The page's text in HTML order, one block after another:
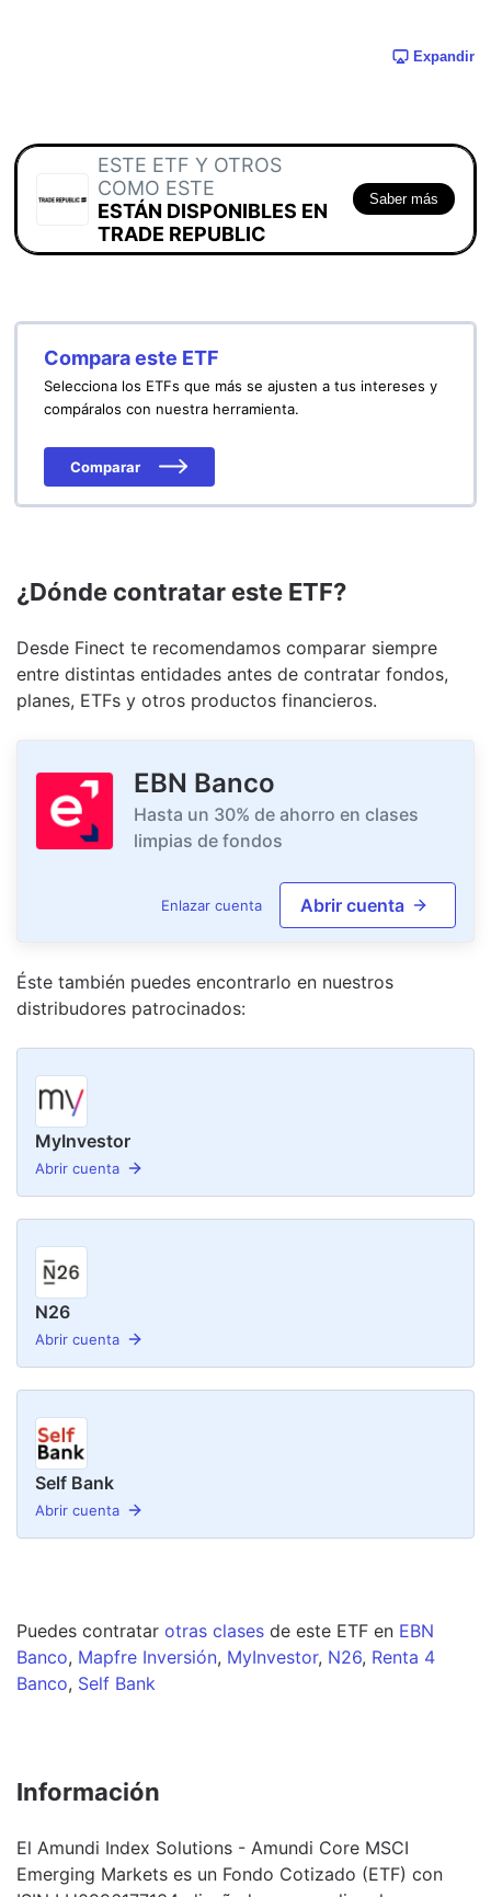
Expandir
ESTE ETF Y OTROS
COMO ESTE
ESTÁN DISPONIBLES EN
TRADE REPUBLIC
Saber más
Compara este ETF
Selecciona los ETFs que más se ajusten a tus intereses y
compáralos con nuestra herramienta.
Comparar
¿Dónde contratar este ETF?
Desde Finect te recomendamos comparar siempre
entre distintas entidades antes de contratar fondos,
planes, ETFs y otros productos financieros.
EBN Banco
Hasta un 30% de ahorro en clases
limpias de fondos
Enlazar cuenta Abrir cuenta
Éste también puedes encontrarlo en nuestros
distribudores patrocinados:
MyInvestor
Abrir cuenta
N26
Abrir cuenta
Self Bank
Abrir cuenta
Puedes contratar otras clases de este ETF en EBN
Banco, Mapfre Inversión, MyInvestor, N26, Renta 4
Banco, Self Bank
Información
El Amundi Index Solutions - Amundi Core MSCI
Emerging Markets es un Fondo Cotizado (ETF) con